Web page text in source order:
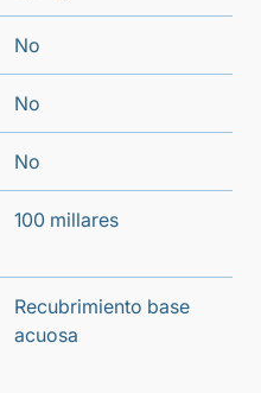
No
No
No
100 millares
Recubrimiento base
acuosa